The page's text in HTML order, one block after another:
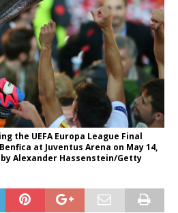
the UEFA Europa League Final
at Juventus Arena on May 14,
Alexander Hassenstein/Getty